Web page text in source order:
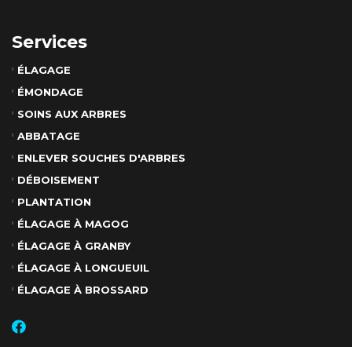
Services
ÉLAGAGE
ÉMONDAGE
SOINS AUX ARBRES
ABBATAGE
ENLEVER SOUCHES D'ARBRES
DÉBOISEMENT
PLANTATION
ÉLAGAGE À MAGOG
ÉLAGAGE À GRANBY
ÉLAGAGE À LONGUEUIL
ÉLAGAGE À BROSSARD